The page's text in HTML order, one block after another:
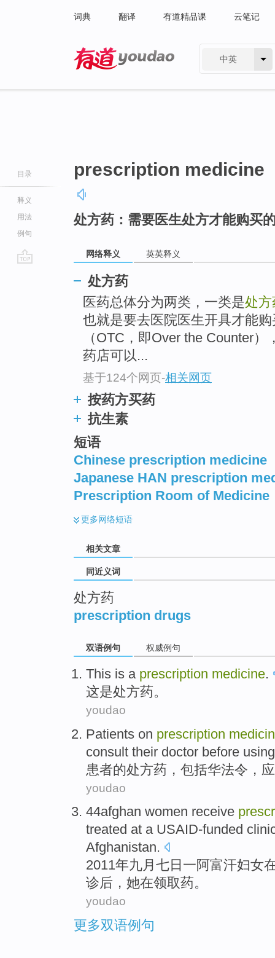
词典 翻译 有道精品课 云笔记
中英
目录
释义
用法
例句
prescription medicine
处方药：需要医生处方才能购买
网络释义 英英释义
处方药
医药总体分为两类，一类是处方
也就是要去医院医生开具才能
（OTC，即Over the Counter
药店可以...
基于124个网页-相关网页
按药方买药
抗生素
短语
Chinese prescription medicine
Japanese HAN prescription
Prescription Room of Medicine
更多网络短语
相关文章
同近义词
处方药
prescription drugs
双语例句 权威例句
This is a prescription medicine.
这是处方药。
youdao
Patients on prescription
consult their doctor before using
患者的处方药 ， 包括华法令 ， 应
youdao
44afghan women receive
treated at a USAID-funded
Afghanistan.
2011年九月 七日 一阿富汗妇女
诊后 ，她在领取药。
youdao
更多双语例句